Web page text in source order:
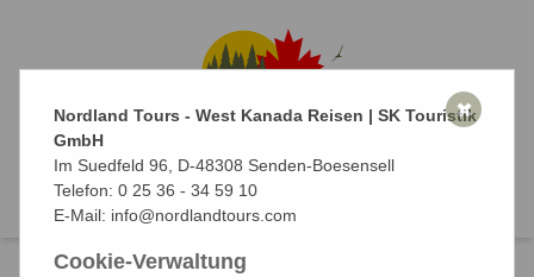
Reise suchen
0
Nordland Tours - West Kanada Reisen | SK Touristik
GmbH
Im Suedfeld 96, D-48308 Senden-Boesensell
Telefon: 0 25 36 - 34 59 10
E-Mail: info@nordlandtours.com
Cookie-Verwaltung
✖